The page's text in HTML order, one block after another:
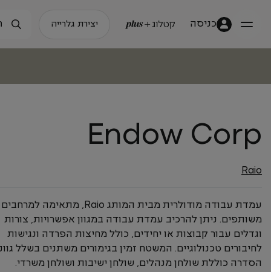
כניסה יצירת גלרייה
Endow Corp
Raio
עמדת עבודה מודולרית מבית המותג Raio, מתאימה למרחבים
משותפים. ניתן להרכיב עמדת עבודה במגוון אפשרויות, צורות
וגדלים עבור קבוצות או יחידים, כולל מחיצות הפרדה ונגישות
לחיבורים טכנולוגיים. המשטח זמין בגימורים משתנים בשלל
הסדרה כוללת שולחן מנהלים, שולחן ישיבות ושולחן משרדי.